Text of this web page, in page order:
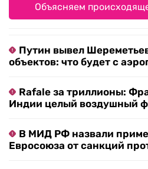
Объясняем
Путин вывел
объектов: что будет с
Rafale за триллионы:
Индии целый воздушный
В МИД РФ назвали
Евросоюза от санкций